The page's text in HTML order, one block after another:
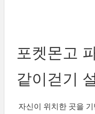
포켓몬고
같이걷기
자신이 위치한 곳을